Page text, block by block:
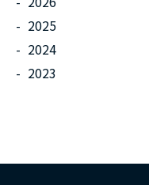
2025
2024
2023